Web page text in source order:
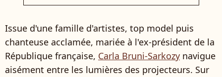
Issue d'une famille d'artistes, top model puis
chanteuse acclamée, mariée à l'ex-président de la
République française, Carla Bruni-Sarkozy navigue
aisément entre les lumières des projecteurs. Sur